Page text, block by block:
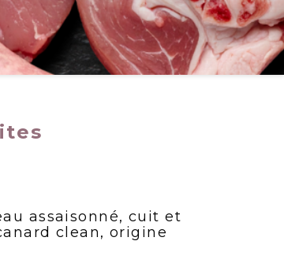
assaisonné, cuit et
clean, origine